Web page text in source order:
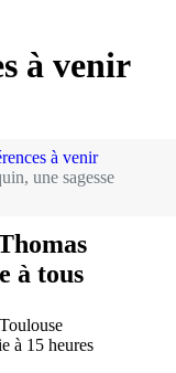
à venir
à venir
une sagesse
à tous
à 15 heures